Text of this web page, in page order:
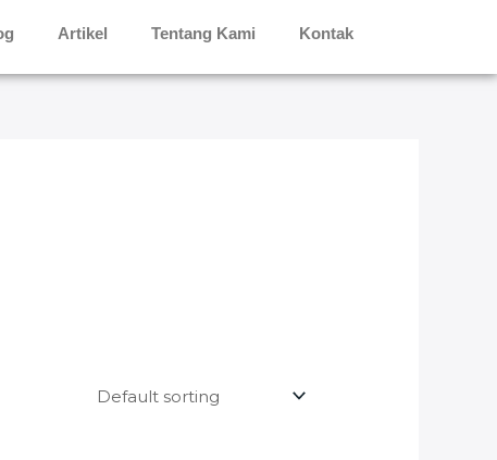
Artikel Tentang Kami Kontak